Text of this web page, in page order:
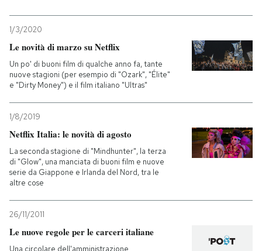
1/3/2020
Le novità di marzo su Netflix
Un po' di buoni film di qualche anno fa, tante
nuove stagioni (per esempio di "Ozark", "Élite"
e "Dirty Money") e il film italiano "Ultras"
1/8/2019
Netflix Italia: le novità di agosto
La seconda stagione di "Mindhunter", la terza
di "Glow", una manciata di buoni film e nuove
serie da Giappone e Irlanda del Nord, tra le
altre cose
26/11/2011
Le nuove regole per le carceri italiane
Una circolare dell'amministrazione